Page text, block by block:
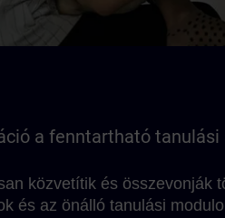
a fenntartható tanulási
közvetítik és összevonják
és az önálló tanulási